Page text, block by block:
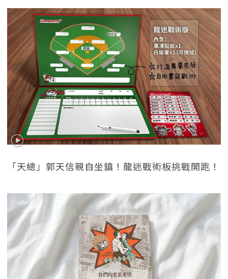
「天總」郭天信親自坐鎮！龍迷戰術板挑戰開跑！